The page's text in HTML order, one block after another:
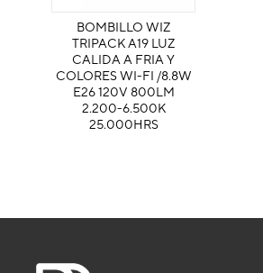
BOMBILLO WIZ
TRIPACK A19 LUZ
CALIDA A FRIA Y
COLORES WI-FI /8.8W
E26 120V 800LM
2.200-6.500K
25.000HRS